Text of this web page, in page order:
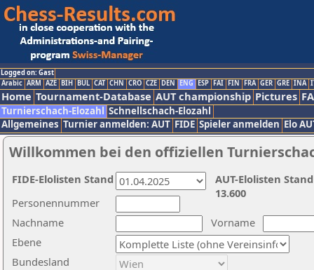
Logged on: Gast
Arabic ARM AZE BIH BUL CAT CHN CRO CZE DEN ENG ESP FAI FIN FRA GER GRE INA
Home Tournament-Database AUT championship Pictures
Turnierschach-Elozahl Schnellschach-Elozahl
Allgemeines Turnier anmelden: AUT FIDE Spieler anmelden Elo
Willkommen bei den offiziellen
Nachname
Vorname
Ebene
Personennummer
Bundesland
AUT-Elolisten
13.600
FIDE-Elolisten Stand